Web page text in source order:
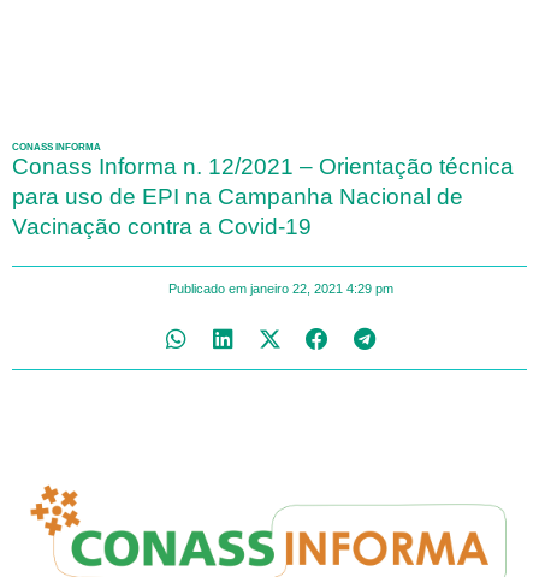
CONASS INFORMA
Conass Informa n. 12/2021 – Orientação técnica
para uso de EPI na Campanha Nacional de
Vacinação contra a Covid-19
Publicado em janeiro 22, 2021 4:29 pm